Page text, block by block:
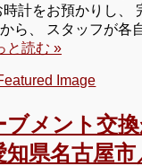
計をお預かりし、
ら、 スタッフが各
と読む »
ブメント交
県名古屋市